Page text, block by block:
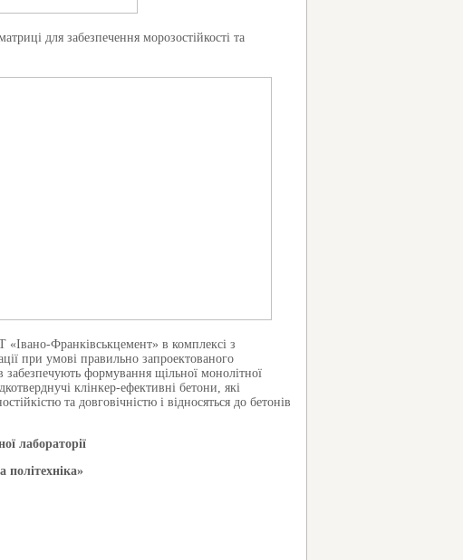
для забезпечення морозостійкості та
Франківськцемент» в комплексі з
при умові правильно запроектованого
формування щільної монолітної
клінкер-ефективні бетони, які
та довговічністю і відносяться до бетонів
лабораторії